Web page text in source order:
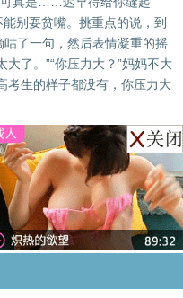
别耍贫嘴。挑重点的说，到
咕了一句，然后表情凝重的摇
了。”“你压力大？”妈妈不大
考生的样子都没有，你压力大